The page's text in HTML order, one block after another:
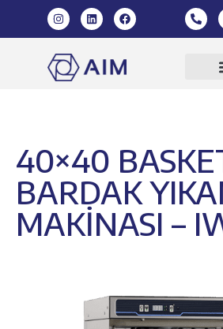
40×40
BARDAK
MAKİNASI –